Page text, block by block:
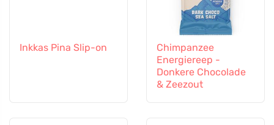
Inkkas Pina Slip-on
Chimpanzee
Energiereep -
Donkere Chocolade
& Zeezout